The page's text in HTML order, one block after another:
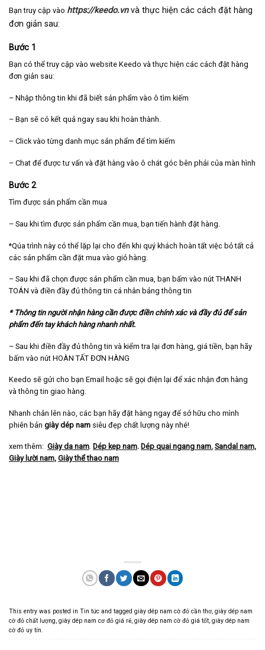
Bạn truy cập vào https://keedo.vnvà thực hiện các cách đặt hàng
đơn giản sau:
Bước 1
Bạn có thể truy cập vào website Keedo và thực hiện các cách đặt hàng
đơn giản sau:
– Nhập thông tin khi đã biết sản phẩm vào ô tìm kiếm
– Bạn sẽ có kết quả ngay sau khi hoàn thành.
– Click vào từng danh mục sản phẩm để tìm kiếm
– Chat để được tư vấn và đặt hàng vào ô chát góc bên phải của màn hình
Bước 2
Tìm được sản phẩm cần mua
– Sau khi tìm được sản phẩm cần mua, bạn tiến hành đặt hàng.
*Qúa trình này có thể lặp lại cho đến khi quý khách hoàn tất việc bỏ tất cả
các sản phẩm cần đặt mua vào giỏ hàng.
– Sau khi đã chọn được sản phẩm cần mua, bạn bấm vào nút THANH
TOÁN và điền đầy đủ thông tin cá nhân bảng thông tin
* Thông tin người nhận hàng cần được điền chính xác và đầy đủ để sản
phẩm đến tay khách hàng nhanh nhất.
– Sau khi điền đầy đủ thông tin và kiểm tra lại đơn hàng, giá tiền, bạn hãy
bấm vào nút HOÀN TẤT ĐƠN HÀNG
Keedo sẽ gửi cho bạn Email hoặc sẽ gọi điện lại để xác nhận đơn hàng
và thông tin giao hàng.
Nhanh chân lên nào, các bạn hãy đặt hàng ngay để sở hữu cho mình
phiên bản giày dép nam siêu đẹp chất lượng này nhé!
xem thêm: Giày da nam. Dép kẹp nam. Dép quai ngang nam. Sandal nam,
Giày lười nam, Giày thể thao nam
This entry was posted in Tin tức and tagged giày dép nam cờ đỏ cần thơ, giày dép nam
cờ đỏ chất lượng, giày dép nam cơ đỏ giá rẻ, giày dép nam cờ đỏ giá tốt, giày dép nam
cờ đỏ uy tín.